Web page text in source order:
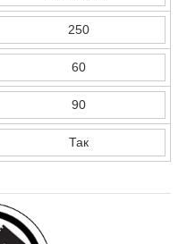
250
60
90
Так